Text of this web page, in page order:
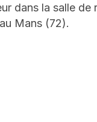
dans la salle de
Mans (72).